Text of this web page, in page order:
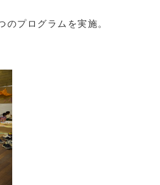
プログラムを実施。